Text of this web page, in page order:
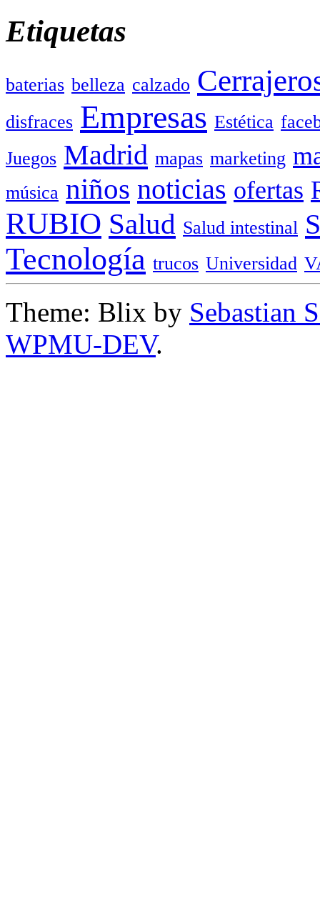
Etiquetas
baterias belleza calzado
disfraces Empresas Estética
Juegos Madrid mapas marketing
música niños noticias ofertas
RUBIO Salud Salud intestinal
Tecnología trucos Universidad
Theme: Blix by Sebastian
WPMU-DEV.